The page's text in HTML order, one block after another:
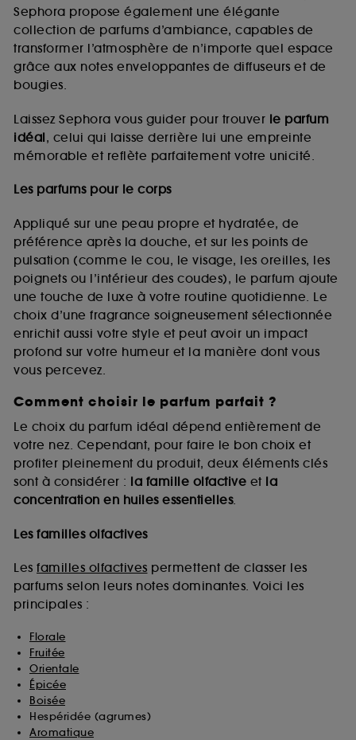
Sephora propose également une élégante
collection de parfums d’ambiance, capables de
transformer l’atmosphère de n’importe quel espace
grâce aux notes enveloppantes de diffuseurs et de
bougies.
Laissez Sephora vous guider pour trouver le parfum
idéal, celui qui laisse derrière lui une empreinte
mémorable et reflète parfaitement votre unicité.
Les parfums pour le corps
Appliqué sur une peau propre et hydratée, de
préférence après la douche, et sur les points de
pulsation (comme le cou, le visage, les oreilles, les
poignets ou l’intérieur des coudes), le parfum ajoute
une touche de luxe à votre routine quotidienne. Le
choix d’une fragrance soigneusement sélectionnée
enrichit aussi votre style et peut avoir un impact
profond sur votre humeur et la manière dont vous
vous percevez.
Comment choisir le parfum parfait ?
Le choix du parfum idéal dépend entièrement de
votre nez. Cependant, pour faire le bon choix et
profiter pleinement du produit, deux éléments clés
sont à considérer : la famille olfactive et la
concentration en huiles essentielles.
Les familles olfactives
Les familles olfactives permettent de classer les
parfums selon leurs notes dominantes. Voici les
principales :
Florale
Fruitée
Orientale
Épicée
Boisée
Hespéridée (agrumes)
Aromatique
de vous plaire via des publicités, y compris sur des
sites tiers et sur les réseaux sociaux, sur la base
des pages que vous avez consultées, de votre
navigation, et de l'historique de vos interactions.
d’en améliorer la performance.
Cookies de sécurisation des paiements en ligne :
fraudes aux moyens de paiement et les
usurpations d’identité.
Cookies fonctionnels :il s’agit de cookies
permettant l’affichage et/ou la fourniture de
certaines fonctionnalités du site, tel que les
cookies d’authentification qui sont utilisés afin de
vous faire bénéficier de l’authentification
prolongée vous permettant d’accéder à votre
compte lors de votre prochaine visite sur le site
sans saisir à nouveau votre identifiant et mot de
passe.
A l'exception des cookies techniques, le dépôt et la
lecture de ces traceurs requiert votre accord. Vous
pouvez personnaliser vos choix concernant le dépôt
de ces cookies grâce au bouton "personnaliser mes
choix" ci-dessous ou décider de "tout accepter".
Sephora pourra associer les informations de
navigation collectées par ces Cookies, pour les
collectées ou générées lors de votre activité en ligne
sur "continuer sans accepter". Voous pouvez à tout
moment choisir de retirer votrte consentement. Si vous
souhaitez obtenir plus d'information sur les cookies
utilisés, cliquez